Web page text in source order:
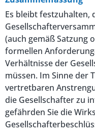
Es bleibt festzuhalten,
(auch gemäß Satzung
formellen
Verhältnisse der
müssen. Im Sinne der
vertretbaren
die Gesellschafter zu
gefährden Sie die